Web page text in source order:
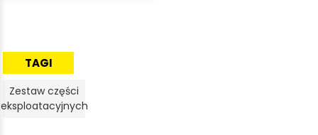
TAGI
Zestaw części
eksploatacyjnych